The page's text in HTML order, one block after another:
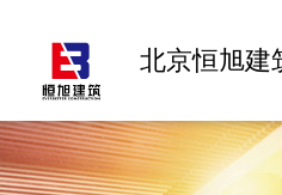
北京恒旭建